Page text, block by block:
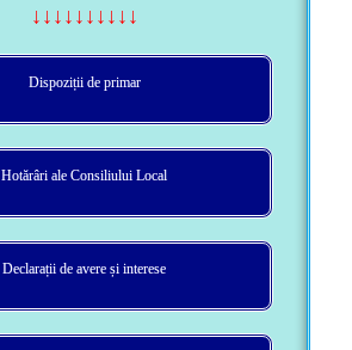
↓↓↓↓↓↓↓↓↓↓
Dispoziții de primar
Hotărâri ale Consiliului Local
Declarații de avere și interese